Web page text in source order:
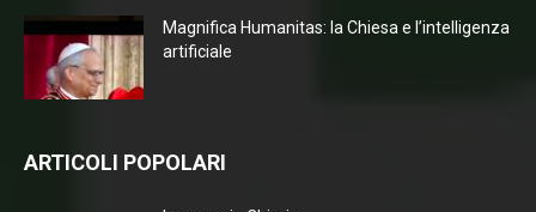
Magnifica Humanitas: la Chiesa e l’intelligenza
artificiale
ARTICOLI POPOLARI